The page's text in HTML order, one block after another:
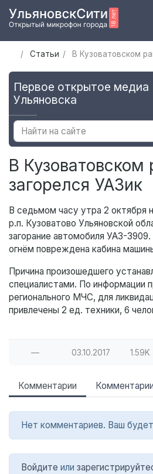
Статьи В Кузоватовском
Первое открытое медиа
Ульяновска
В Кузоватовском
загорелся УАЗик
В седьмом часу утра 2 октября
р.п. Кузоватово Ульяновской
загорание автомобиля УАЗ-
огнём повреждена кабина
Причина произошедшего
специалистами. По информации
регионального МЧС, для
привлечены 2 ед. техники, 6
— 03.10.2017 1.59K
Комментарии
Нет комментариев. Ваш
Войдите или